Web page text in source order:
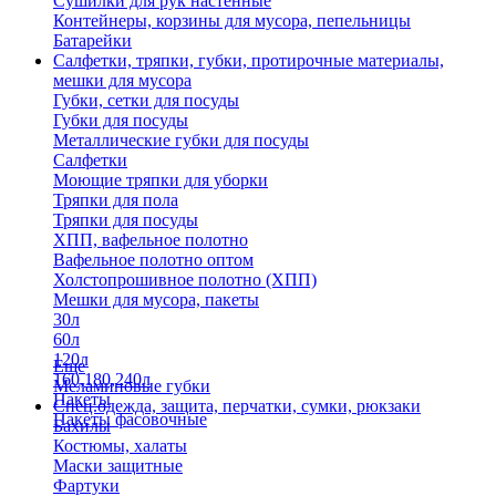
Контейнеры, корзины для мусора, пепельницы
Батарейки
Салфетки, тряпки, губки, протирочные материалы,
мешки для мусора
Губки, сетки для посуды
Губки для посуды
Металлические губки для посуды
Салфетки
Моющие тряпки для уборки
Тряпки для пола
Тряпки для посуды
ХПП, вафельное полотно
Вафельное полотно оптом
Холстопрошивное полотно (ХПП)
Мешки для мусора, пакеты
30л
60л
120л
160,180,240л
Пакеты
Пакеты фасовочные
Еще
Меламиновые губки
Спец.одежда, защита, перчатки, сумки, рюкзаки
Бахилы
Костюмы, халаты
Маски защитные
Фартуки